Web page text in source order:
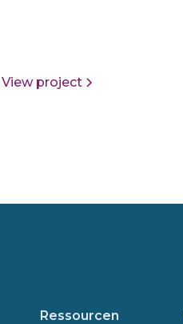
View project
Ressourcen